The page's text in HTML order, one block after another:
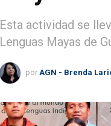
Esta actividad se
Lenguas Mayas de
por AGN - Brenda